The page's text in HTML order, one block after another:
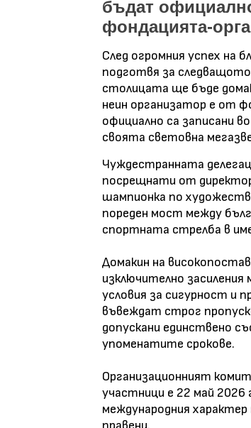
бъдат
фондацията-
След огромния успех на
подготвя за
столицата ще бъде
неин организатор е от
официално са записани
своята световна
Чуждестранната
посрещнати от
шампионка по
пореден мост между
спортната стрелба в
Домакин на
изключително
условия за сигурност и
въвеждат строг
допускани единствено
упоменатите срокове.
Организационният
участници е 22 май
международния